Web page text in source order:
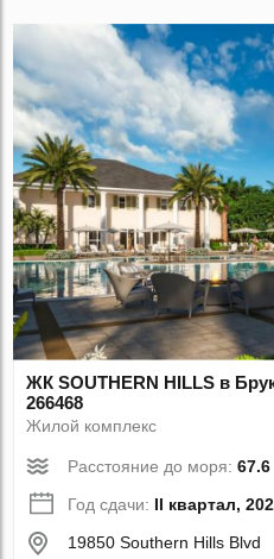
ЖК SOUTHERN HILLS в
266468
Жилой комплекс
Расстояние до моря:
Год сдачи: II квартал,
19850 Southern Hills Blvd